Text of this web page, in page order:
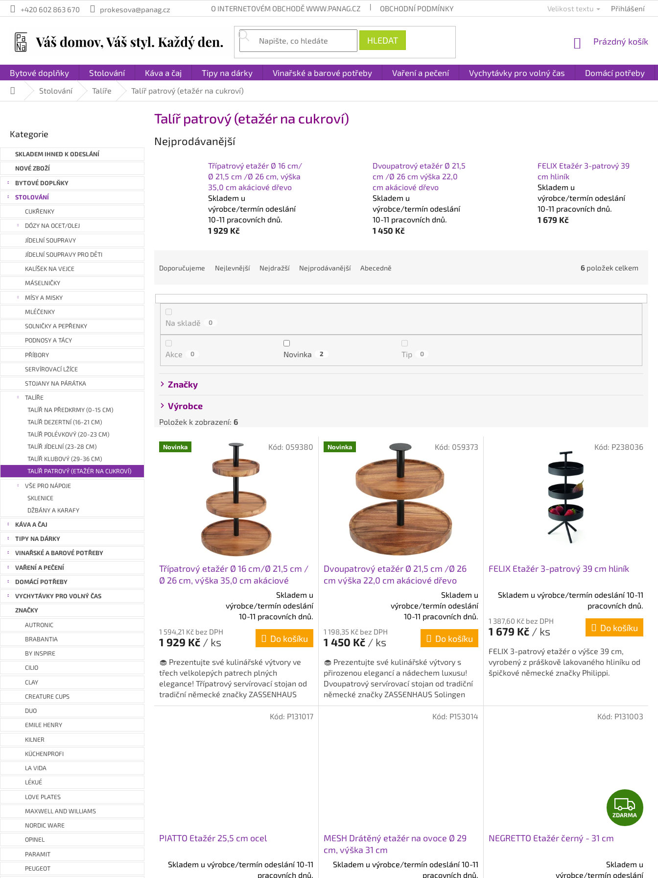
Přejít
na
+420 602 863 670 prokesova@panag.cz O INTERNETOVÉM OBCHODĚ WWW.PANAG.CZ OBCHODNÍ PODMÍNKY PLATBA A DOPRAVA REKLAMACE
Velikost textu Přihlášení
HLEDAT
NÁKUPNÍ
Prázdný košík
Bytové doplňky Stolování Káva a čaj Tipy na dárky Vinařské a barové potřeby Vaření a pečení Vychytávky pro volný čas Domácí potřeby
DomůStolování Talíře Talíř patrový (etažér na cukroví)
a
n
n
í
n
e
l
kategorie
Kategorie
SKLADEM IHNED K ODESLÁNÍ
NOVÉ ZBOŽÍ
BYTOVÉ DOPLŇKY
STOLOVÁNÍ
CUKŘENKY
DÓZY NA OCET/OLEJ
JÍDELNÍ SOUPRAVY
JÍDELNÍ SOUPRAVY PRO DĚTI
KALÍŠEK NA VEJCE
MÁSELNIČKY
MÍSY A MISKY
MLÉČENKY
SOLNIČKY A PEPŘENKY
PODNOSY A TÁCY
PŘÍBORY
SERVÍROVACÍ LŽÍCE
STOJANY NA PÁRÁTKA
TALÍŘE
TALÍŘ NA PŘEDKRMY (0-15 CM)
TALÍŘ DEZERTNÍ (16-21 CM)
TALÍŘ POLÉVKOVÝ (20-23 CM)
TALÍŘ JÍDELNÍ (23-28 CM)
TALÍŘ KLUBOVÝ (29-36 CM)
TALÍŘ PATROVÝ (ETAŽÉR NA CUKROVÍ)
VŠE PRO NÁPOJE
SKLENICE
DŽBÁNY A KARAFY
KÁVA A ČAJ
TIPY NA DÁRKY
VINAŘSKÉ A BAROVÉ POTŘEBY
VAŘENÍ A PEČENÍ
DOMÁCÍ POTŘEBY
VYCHYTÁVKY PRO VOLNÝ ČAS
ZNAČKY
AUTRONIC
BRABANTIA
BY INSPIRE
CILIO
CLAY
CREATURE CUPS
DUO
EMILE HENRY
KILNER
KÜCHENPROFI
LA VIDA
LÉKUÉ
LOVE PLATES
MAXWELL AND WILLIAMS
NORDIC WARE
OPINEL
PARAMIT
PEUGEOT
Talíř patrový (etažér na cukroví)
Nejprodávanější
Třípatrový etažér Ø 16 cm/
Ø 21,5 cm /Ø 26 cm, výška
35,0 cm akáciové dřevo
Skladem u
výrobce/termín odeslání
10-11 pracovních dnů.
1 929 Kč
Dvoupatrový etažér Ø 21,5
cm /Ø 26 cm výška 22,0
cm akáciové dřevo
Skladem u
výrobce/termín odeslání
10-11 pracovních dnů.
1 450 Kč
FELIX Etažér 3-patrový 39
cm hliník
Skladem u
výrobce/termín odeslání
10-11 pracovních dnů.
1 679 Kč
e
n
Doporučujeme Nejlevnější Nejdražší Nejprodávanější Abecedně 6 položek celkem
Na skladě 0
Akce 0 Novinka 2 Tip 0
Značky
Výrobce
Položek k zobrazení: 6
V
ý
ů
Novinka
Třípatrový etažér Ø 16 cm/Ø 21,5 cm /
Ø 26 cm, výška 35,0 cm akáciové
produktu
je
z
5
hvězdiček.
Skladem u
výrobce/termín odeslání
10-11 pracovních dnů.
1 594,21 Kč bez DPH
1 929 Kč / ks Do košíku
🧁 Prezentujte své kulinářské výtvory ve
třech velkolepých patrech plných
elegance! Třípatrový servírovací stojan od
tradiční německé značky ZASSENHAUS
Solingen představuje...
Kód: 059380 Novinka
Dvoupatrový etažér Ø 21,5 cm /Ø 26
cm výška 22,0 cm akáciové dřevo
produktu
je
z
5
hvězdiček.
Skladem u
výrobce/termín odeslání
10-11 pracovních dnů.
1 198,35 Kč bez DPH
1 450 Kč / ks Do košíku
🧁 Prezentujte své kulinářské výtvory s
přirozenou elegancí a nádechem luxusu!
Dvoupatrový servírovací stojan od tradiční
německé značky ZASSENHAUS Solingen
představuje...
Kód: 059373
FELIX Etažér 3-patrový 39 cm hliník
Skladem u výrobce/termín odeslání 10-11
pracovních dnů.
1 387,60 Kč bez DPH
1 679 Kč / ks Do košíku
FELIX 3-patrový etažér o výšce 39 cm,
vyrobený z práškově lakovaného hliníku od
špičkové německé značky Philippi.
Kód: P238036
PIATTO Etažér 25,5 cm ocel
Skladem u výrobce/termín odeslání 10-11
pracovních dnů.
Kód: P131017
MESH Drátěný etažér na ovoce Ø 29
cm, výška 31 cm
Skladem u výrobce/termín odeslání 10-11
pracovních dnů.
Kód: P153014
Z
D
R
ZDARMA
NEGRETTO Etažér černý - 31 cm
Skladem u
výrobce/termín odeslání
Kód: P131003